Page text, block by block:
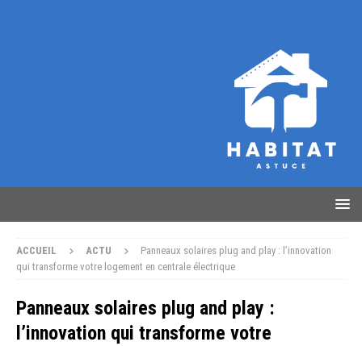
ACCUEIL ACTU
Panneaux solaires plug and play : l’innovation
qui transforme votre logement en centrale électrique
Panneaux solaires plug and play :
l’innovation qui transforme votre